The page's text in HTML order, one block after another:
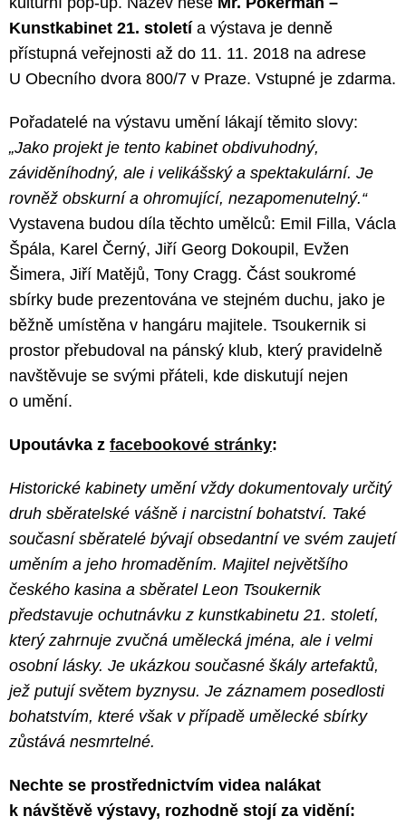
Kunstkabinet 21. století a výstava je denně
přístupná veřejnosti až do 11. 11. 2018 na adrese
U Obecního dvora 800/7 v Praze. Vstupné je zdarma.
Pořadatelé na výstavu umění lákají těmito slovy:
„Jako projekt je tento kabinet obdivuhodný,
záviděníhodný, ale i velikášský a spektakulární. Je
rovněž obskurní a ohromující, nezapomenutelný.“
Vystavena budou díla těchto umělců: Emil Filla, Václa
Špála, Karel Černý, Jiří Georg Dokoupil, Evžen
Šimera, Jiří Matějů, Tony Cragg. Část soukromé
sbírky bude prezentována ve stejném duchu, jako je
běžně umístěna v hangáru majitele. Tsoukernik si
prostor přebudoval na pánský klub, který pravidelně
navštěvuje se svými přáteli, kde diskutují nejen
o umění.
Upoutávka z facebookové stránky:
Historické kabinety umění vždy dokumentovaly určitý
druh sběratelské vášně i narcistní bohatství. Také
současní sběratelé bývají obsedantní ve svém zaujetí
uměním a jeho hromaděním. Majitel největšího
českého kasina a sběratel Leon Tsoukernik
představuje ochutnávku z kunstkabinetu 21. století,
který zahrnuje zvučná umělecká jména, ale i velmi
osobní lásky. Je ukázkou současné škály artefaktů,
jež putují světem byznysu. Je záznamem posedlosti
bohatstvím, které však v případě umělecké sbírky
zůstává nesmrtelné.
Nechte se prostřednictvím videa nalákat
k návštěvě výstavy, rozhodně stojí za vidění: